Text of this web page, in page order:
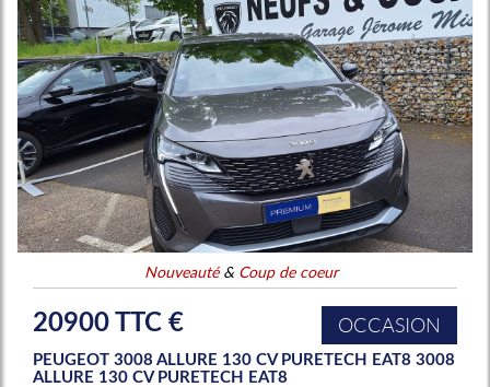
Nouveauté& Coup de coeur
20900 TTC € OCCASION
PEUGEOT 3008 ALLURE 130 CV PURETECH EAT8 3008
ALLURE 130 CV PURETECH EAT8